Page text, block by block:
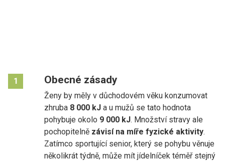
1 Obecné zásady
Ženy by měly v důchodovém věku konzumovat
zhruba 8 000 kJ a u mužů se tato hodnota
pohybuje okolo 9 000 kJ. Množství stravy ale
pochopitelně závisí na míře fyzické aktivity.
Zatímco sportující senior, který se pohybu věnuje
několikrát týdně, může mít jídelníček téměř stejný